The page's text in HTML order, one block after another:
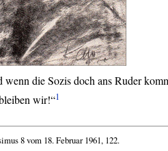
die Sozis doch ans Ruder
wir!“1
8 vom 18. Februar 1961, 122.